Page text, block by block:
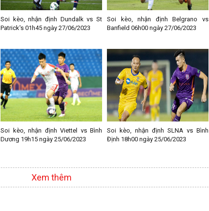
Soi kèo, nhận định Dundalk vs St
Patrick's 01h45 ngày 27/06/2023
Soi kèo, nhận định Belgrano vs
Banfield 06h00 ngày 27/06/2023
Soi kèo, nhận định Viettel vs Bình
Dương 19h15 ngày 25/06/2023
Soi kèo, nhận định SLNA vs Bình
Định 18h00 ngày 25/06/2023
Xem thêm